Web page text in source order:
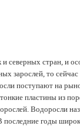
северных стран, и
зарослей, то
поступают на
пластины из
Водоросли
последние годы